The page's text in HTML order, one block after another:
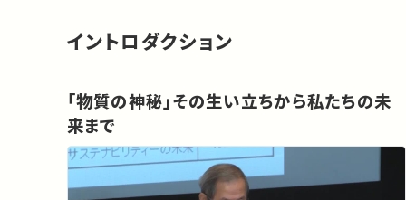
イントロダクション
「物質の神秘」その生い立ちから私たちの未
来まで